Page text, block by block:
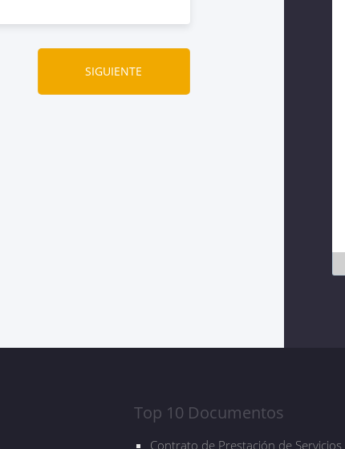
SIGUIENTE
Top 10 Documentos
Contrato de Prestación de Servicios